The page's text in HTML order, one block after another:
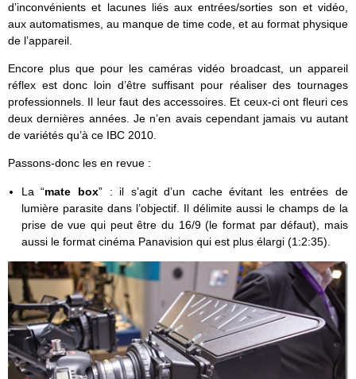
d’inconvénients et lacunes liés aux entrées/sorties son et vidéo,
aux automatismes, au manque de time code, et au format physique
de l’appareil.
Encore plus que pour les caméras vidéo broadcast, un appareil
réflex est donc loin d’être suffisant pour réaliser des tournages
professionnels. Il leur faut des accessoires. Et ceux-ci ont fleuri ces
deux dernières années. Je n’en avais cependant jamais vu autant
de variétés qu’à ce IBC 2010.
Passons-donc les en revue :
La “mate box” : il s’agit d’un cache évitant les entrées de
lumière parasite dans l’objectif. Il délimite aussi le champs de la
prise de vue qui peut être du 16/9 (le format par défaut), mais
aussi le format cinéma Panavision qui est plus élargi (1:2:35).